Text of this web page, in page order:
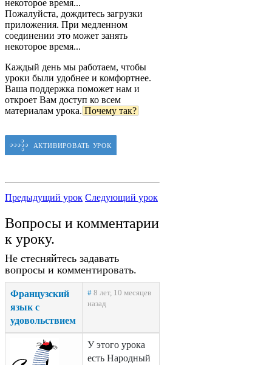
некоторое время...
Пожалуйста, дождитесь загрузки
приложения. При медленном
соединении это может занять
некоторое время...
Каждый день мы работаем, чтобы
уроки были удобнее и комфортнее.
Ваша поддержка поможет нам и
откроет Вам доступ ко всем
материалам урока. Почему так?
Предыдущий урок Следующий урок
Вопросы и комментарии
к уроку.
Не стесняйтесь задавать
вопросы и комментировать.
Французский
язык с
удовольствием
# 8 лет, 10 месяцев
назад
У этого урока
есть Народный